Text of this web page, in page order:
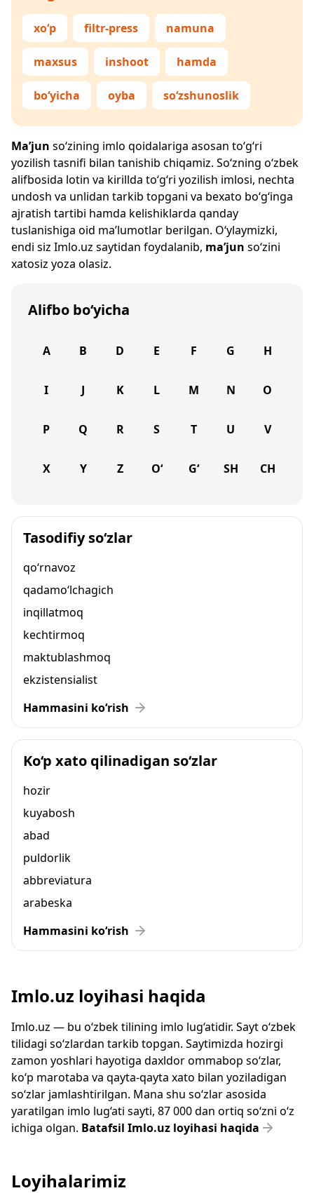
xo‘p filtr-press namuna
maxsus inshoot hamda
bo‘yicha oyba so‘zshunoslik
Ma’jun so‘zining imlo qoidalariga asosan to‘g‘ri
yozilish tasnifi bilan tanishib chiqamiz. So‘zning o‘zbek
alifbosida lotin va kirillda to‘g‘ri yozilish imlosi, nechta
undosh va unlidan tarkib topgani va bexato bo‘g‘inga
ajratish tartibi hamda kelishiklarda qanday
tuslanishiga oid ma’lumotlar berilgan. O‘ylaymizki,
endi siz Imlo.uz saytidan foydalanib, ma’jun so‘zini
xatosiz yoza olasiz.
Alifbo bo‘yicha
A B D E F G H
I J K L M N O
P Q R S T U V
X Y Z O‘ G‘ SH CH
Tasodifiy so‘zlar
qo‘rnavoz
qadamo‘lchagich
inqillatmoq
kechtirmoq
maktublashmoq
ekzistensialist
Hammasini ko‘rish
Ko‘p xato qilinadigan so‘zlar
hozir
kuyabosh
abad
puldorlik
abbreviatura
arabeska
Hammasini ko‘rish
Imlo.uz loyihasi haqida
Imlo.uz — bu o‘zbek tilining imlo lug‘atidir. Sayt o‘zbek
tilidagi so‘zlardan tarkib topgan. Saytimizda hozirgi
zamon yoshlari hayotiga daxldor ommabop so‘zlar,
ko‘p marotaba va qayta-qayta xato bilan yoziladigan
so‘zlar jamlashtirilgan. Mana shu so‘zlar asosida
yaratilgan imlo lug‘ati sayti, 87 000 dan ortiq so‘zni o‘z
ichiga olgan. Batafsil Imlo.uz loyihasi haqida
Loyihalarimiz